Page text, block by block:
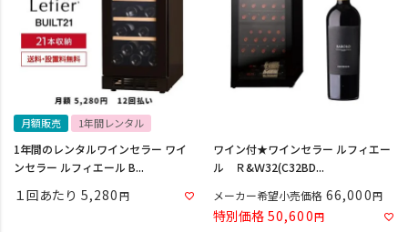
月額販売 1年間レンタル
1年間のレンタルワインセラー ワイ
ンセラー ルフィエール B...
１回あたり 5,280
ワイン付★ワインセラー ルフィエー
ル Ｒ&Ｗ32(C32BD...
メーカー希望小売価格 66,000
特別価格 50,600